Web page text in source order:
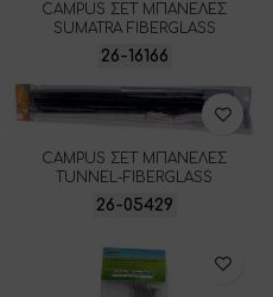
CAMPUS ΣΕΤ ΜΠΑΝΕΛΕΣ
SUMATRA FIBERGLASS
26-16166
CAMPUS ΣΕΤ ΜΠΑΝΕΛΕΣ
TUNNEL-FIBERGLASS
26-05429